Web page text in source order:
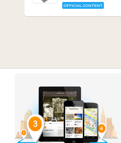
OFFICIAL CONTENT